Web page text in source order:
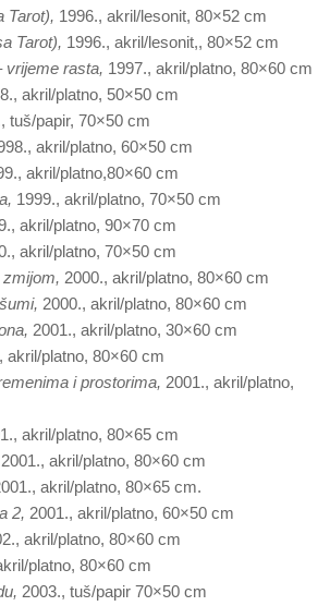
Tarot), 1996., akril/lesonit, 80×52 cm
Tarot), 1996., akril/lesonit,, 80×52 cm
vrijeme rasta, 1997., akril/platno, 80×60 cm
akril/platno, 50×50 cm
tuš/papir, 70×50 cm
akril/platno, 60×50 cm
akril/platno,80×60 cm
1999., akril/platno, 70×50 cm
akril/platno, 90×70 cm
akril/platno, 70×50 cm
2000., akril/platno, 80×60 cm
2000., akril/platno, 80×60 cm
2001., akril/platno, 30×60 cm
akril/platno, 80×60 cm
i prostorima, 2001., akril/platno,
akril/platno, 80×65 cm
akril/platno, 80×60 cm
akril/platno, 80×65 cm.
2, 2001., akril/platno, 60×50 cm
akril/platno, 80×60 cm
platno, 80×60 cm
2003., tuš/papir 70×50 cm